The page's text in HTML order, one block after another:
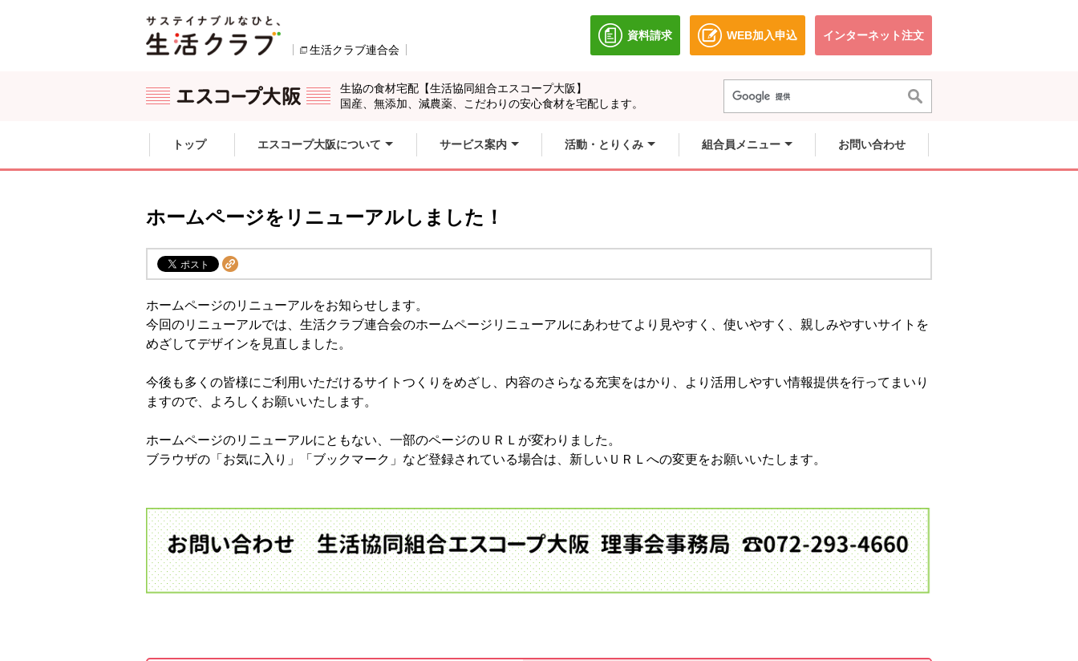
生活クラブ連合会
資料請求
別のウィンドウで開きます。
WEB加入申込
別のウィンドウで開きます。
インターネット注文別のウィンドウで開きます。
生協の食材宅配【生活協同組合エスコープ大阪】
国産、無添加、減農薬、こだわりの安心食材を宅配します。
ここからサイト内共通メニューです。
サイト内共通メニューをスキップする
トップ エスコープ大阪について サービス案内 活動・とりくみ 組合員メニュー お問い合わせ
ホームページをリニューアルしました！
ホームページのリニューアルをお知らせします。
今回のリニューアルでは、生活クラブ連合会のホームページリニューアルにあわせてより見やすく、使いやすく、親しみやすいサイトを
めざしてデザインを見直しました。
今後も多くの皆様にご利用いただけるサイトつくりをめざし、内容のさらなる充実をはかり、より活用しやすい情報提供を行ってまいり
ますので、よろしくお願いいたします。
ホームページのリニューアルにともない、一部のページのＵＲＬが変わりました。
ブラウザの「お気に入り」「ブックマーク」など登録されている場合は、新しいＵＲＬへの変更をお願いいたします。